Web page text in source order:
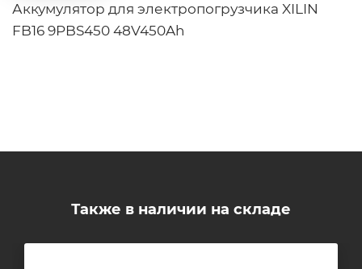
Аккумулятор для электропогрузчика XILIN
FB16 9PBS450 48V450Ah
Также в наличии на складе